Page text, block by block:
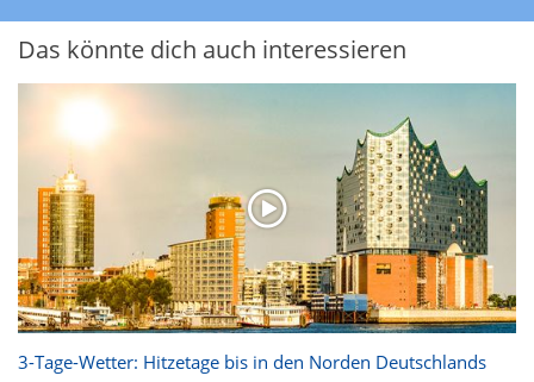
Das könnte dich auch interessieren
3-Tage-Wetter: Hitzetage bis in den Norden Deutschlands